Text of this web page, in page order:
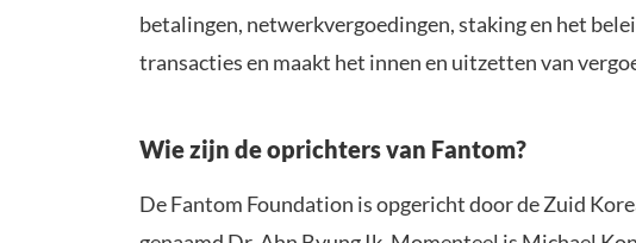
betalingen, netwerkvergoedingen, staking en het
transacties en maakt het innen en uitzetten van
Wie zijn de oprichters van Fantom?
De Fantom Foundation is opgericht door de Zuid